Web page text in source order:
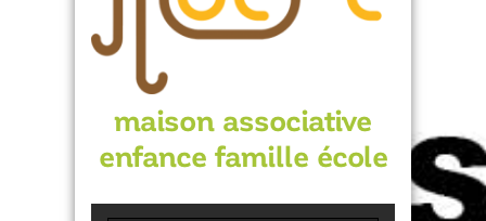
maison associative
enfance famille école